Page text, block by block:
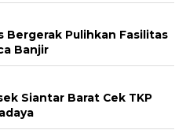
Bergerak Pulihkan Fasilitas
Banjir
Siantar Barat Cek TKP